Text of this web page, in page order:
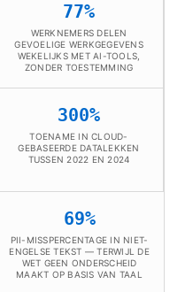
77%
WERKNEMERS DELEN
GEVOELIGE WERKGEGEVENS
WEKELIJKS MET AI-TOOLS,
ZONDER TOESTEMMING
300%
TOENAME IN CLOUD-
GEBASEERDE DATALEKKEN
TUSSEN 2022 EN 2024
69%
PII-MISSPERCENTAGE IN NIET-
ENGELSE TEKST — TERWIJL DE
WET GEEN ONDERSCHEID
MAAKT OP BASIS VAN TAAL